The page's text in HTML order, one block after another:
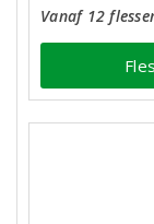
Vanaf 12
Fles